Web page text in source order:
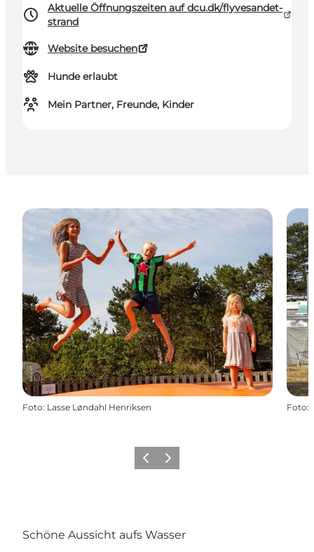
Aktuelle Öffnungszeiten auf dcu.dk/flyvesandet-
strand
Website besuchen
Hunde erlaubt
Mein Partner, Freunde, Kinder
Foto: Lasse Løndahl Henriksen Foto:
ZurückWeiter
Schöne Aussicht aufs Wasser